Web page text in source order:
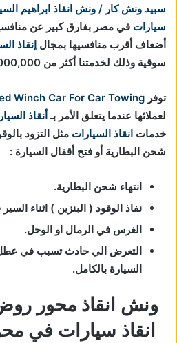
سبيد ونش كار / ونش انقاذ ابراهيم
سيارات في مصر بفارق كبير عن
أضعاف أقرب منافسيها بمجال إنقاذ
سوقية وذلك لخدمتنا أكثر من 1,000,000 عميل.
توفر Winch Car For Car Towing
لعملائها عندما يتعلق الأمر بـ أنقاذ
خدمات انقاذ السيارات مثل التزود
شحن البطارية أو فتح أقفال السيارة :
انتهاء شحن البطارية.
نفاذ الوقود ( البنزين ) اثناء
الغرس في الرمال او الوحل.
التعرض الي حادث تسبب في عطل
السيارة بالكامل.
ونش انقاذ محور
انقاذ سيارات في